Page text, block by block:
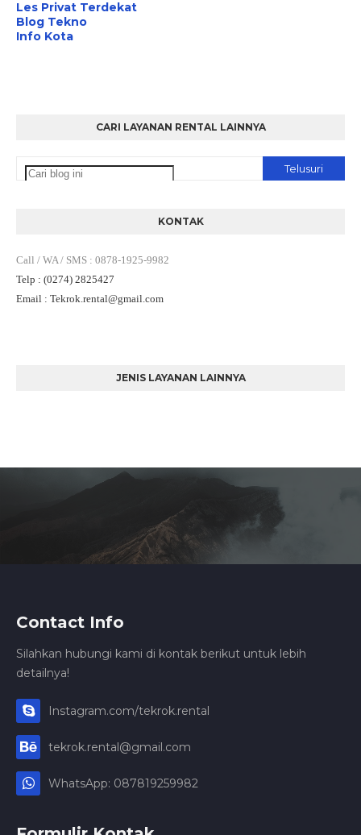
Les Privat Terdekat
Blog Tekno
Info Kota
CARI LAYANAN RENTAL LAINNYA
KONTAK
Call / WA / SMS : 0878-1925-9982
Telp : (0274) 2825427
Email : Tekrok.rental@gmail.com
JENIS LAYANAN LAINNYA
Contact Info
Silahkan hubungi kami di kontak berikut untuk lebih
detailnya!
Instagram.com/tekrok.rental
tekrok.rental@gmail.com
WhatsApp: 087819259982